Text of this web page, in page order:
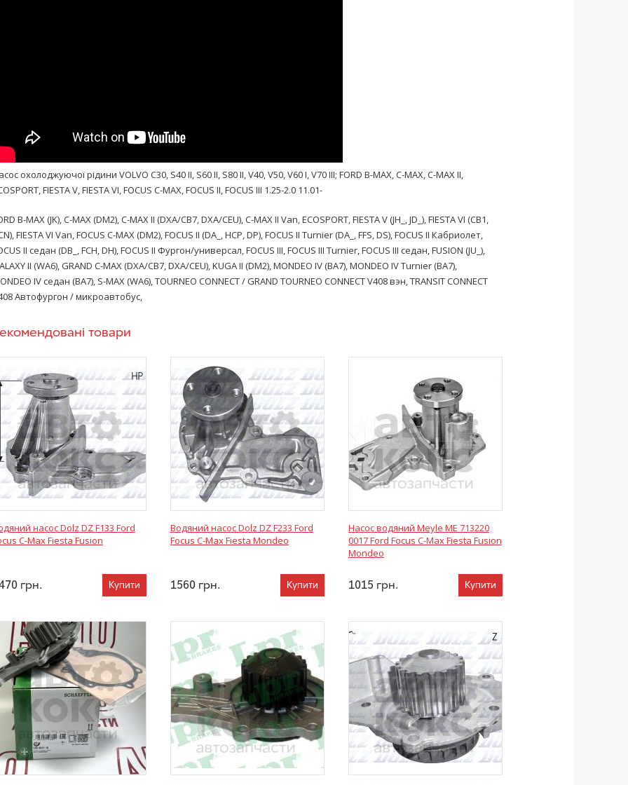
охолоджуючої рідини VOLVO C30, S40 II, S60 II, S80 II, V40, V50, V60 I, V70 III; FORD B-MAX, C-MAX, C-MAX II,
FIESTA V, FIESTA VI, FOCUS C-MAX, FOCUS II, FOCUS III 1.25-2.0 11.01-
B-MAX (JK), C-MAX (DM2), C-MAX II (DXA/CB7, DXA/CEU), C-MAX II Van, ECOSPORT, FIESTA V (JH_, JD_), FIESTA VI (CB1,
FIESTA VI Van, FOCUS C-MAX (DM2), FOCUS II (DA_, HCP, DP),FOCUS II Turnier(DA_, FFS, DS),FOCUS II Кабриолет,
II седан (DB_, FCH, DH), FOCUS II Фургон/универсал, FOCUS III, FOCUS III Turnier, FOCUS III седан, FUSION (JU_),
II (WA6), GRAND C-MAX (DXA/CB7, DXA/CEU), KUGA II (DM2), MONDEO IV (BA7),MONDEO IV Turnier(BA7),
IV седан (BA7), S-MAX (WA6), TOURNEO CONNECT / GRAND TOURNEO CONNECT V408 вэн, TRANSIT CONNECT
Автофургон / микроавтобус,
товари
насос Dolz DZ F133 Ford
C-Max Fiesta Fusion
грн. Купити
Водяний насос Dolz DZ F233 Ford
Focus C-Max Fiesta Mondeo
1560 грн. Купити
Насос водяний Meyle ME 713220
0017 Ford Focus C-Max Fiesta Fusion
Mondeo
1015 грн. Купити